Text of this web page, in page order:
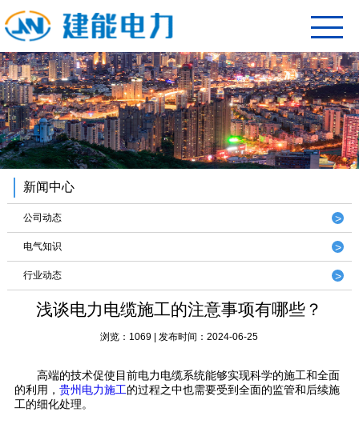
新闻中心
公司动态
电气知识
行业动态
浅谈电力电缆施工的注意事项有哪些？
浏览：1069 | 发布时间：2024-06-25
高端的技术促使目前电力电缆系统能够实现科学的施工和全面
的利用， 贵州电力施工的过程之中也需要受到全面的监管和后续施
工的细化处理。